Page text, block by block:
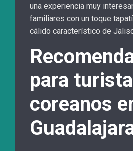
una experiencia muy
familiares con un toque
cálido característico de
para
coreanos